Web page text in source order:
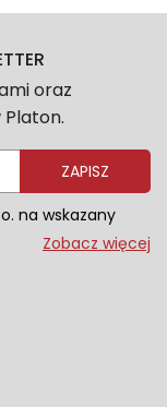
oraz
ZAPISZ
na wskazany
marketingowe
w naszej
na
przed
Zobacz więcej